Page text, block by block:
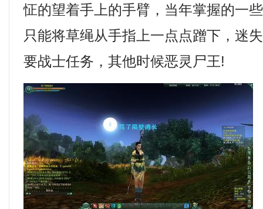
怔的望着手上的手臂，当年掌握的一
只能将草绳从手指上一点点蹭下，迷
要战士任务，其他时候恶灵尸王!